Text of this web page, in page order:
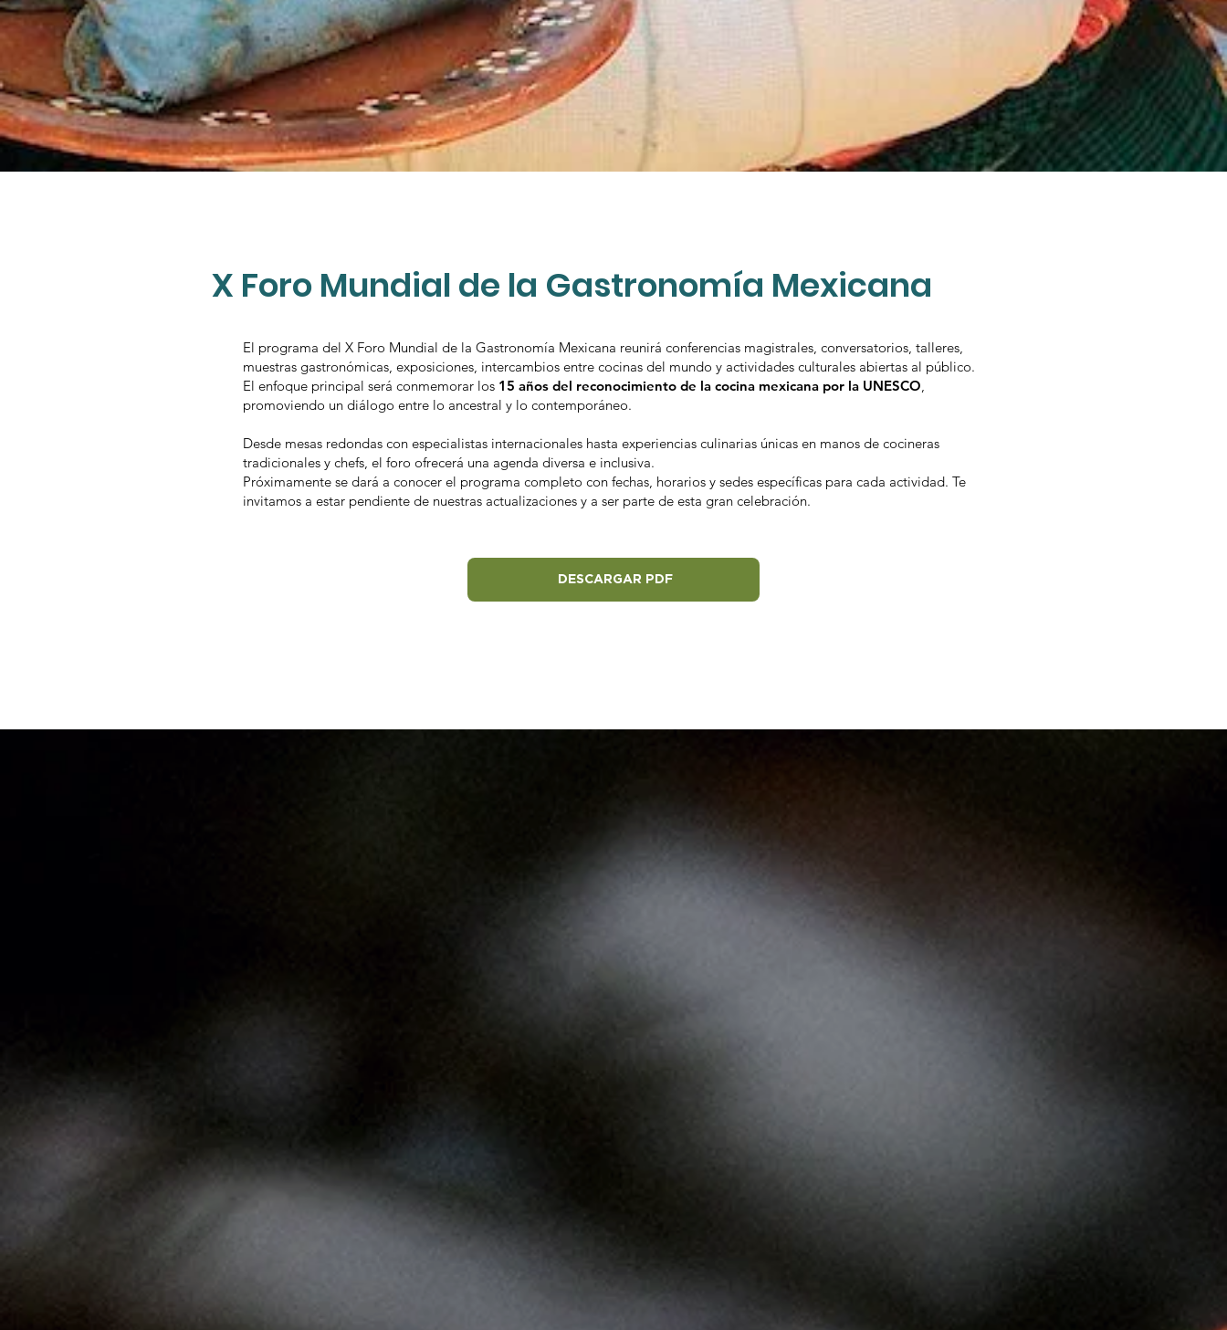
X Foro Mundial de la Gastronomía Mexicana
El programa del X Foro Mundial de la Gastronomía Mexicana reunirá conferencias magistrales, conversatorios, talleres,
muestras gastronómicas, exposiciones, intercambios entre cocinas del mundo y actividades culturales abiertas al público.
El enfoque principal será conmemorar los 15 años del reconocimiento de la cocina mexicana por la UNESCO,
promoviendo un diálogo entre lo ancestral y lo contemporáneo.
Desde mesas redondas con especialistas internacionales hasta experiencias culinarias únicas en manos de cocineras
tradicionales y chefs, el foro ofrecerá una agenda diversa e inclusiva.
Próximamente se dará a conocer el programa completo con fechas, horarios y sedes específicas para cada actividad. Te
invitamos a estar pendiente de nuestras actualizaciones y a ser parte de esta gran celebración.
DESCARGAR PDF